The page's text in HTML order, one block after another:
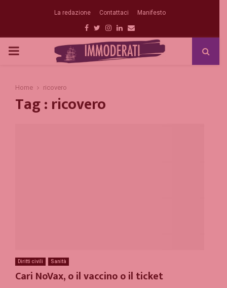
La redazione Contattaci Manifesto
Facebook
Twitter
Instagram
Linkedin
Email
PRIMARY
Home ricovero
Tag : ricovero
Diritti civili Sanità
Cari NoVax, o il vaccino o il ticket